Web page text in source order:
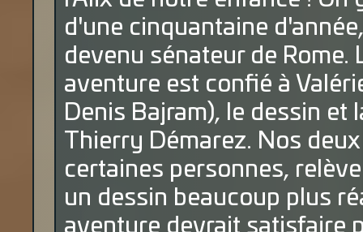
d'une cinquantaine
devenu sénateur de
aventure est confié à
Denis Bajram), le dessin et
Thierry Démarez. Nos
certaines personnes,
un dessin beaucoup plus
aventure devrait satisfaire